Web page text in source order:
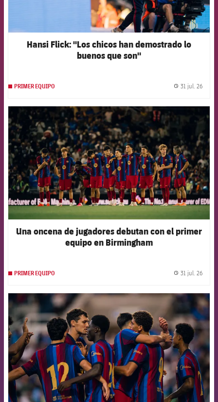
Hansi Flick: "Los chicos han demostrado lo
buenos que son"
PRIMER EQUIPO 31 jul. 26
FCB Barcelona badge
Una oncena de jugadores debutan con el primer
equipo en Birmingham
PRIMER EQUIPO 31 jul. 26
FCB Barcelona badge